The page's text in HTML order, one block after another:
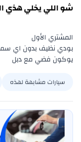
شو اللي يخلي هذي
يوكون فضي مع دبل
سيارات مشابهة لهذه
بيع سيارتي
خليها على كارسويتش